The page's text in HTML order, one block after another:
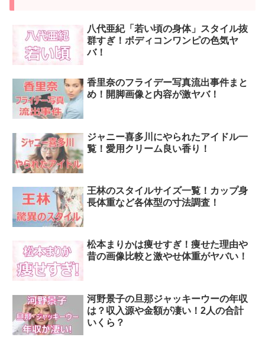
八代亜紀「若い頃の身体」スタイル抜
群すぎ！ボディコンワンピの色気ヤ
バ！
香里奈のフライデー写真流出事件まと
め！開脚画像と内容が激ヤバ！
ジャニー喜多川にやられたアイドル一
覧！愛用クリーム良い香り！
王林のスタイルサイズ一覧！カップ身
長体重など各体型の寸法調査！
松本まりかは痩せすぎ！痩せた理由や
昔の画像比較と激やせ体重がヤバい！
河野景子の旦那ジャッキーウーの年収
は？収入源や金額が凄い！2人の合計
いくら？